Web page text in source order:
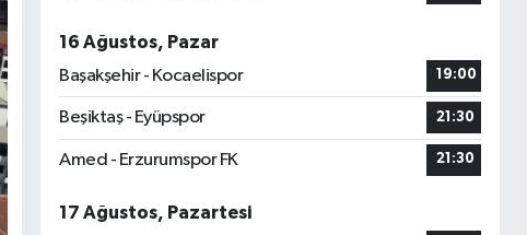
16 Ağustos, Pazar
Başakşehir - Kocaelispor
19:00
Beşiktaş - Eyüpspor 21:30
Amed - Erzurumspor FK 21:30
17 Ağustos, Pazartesi